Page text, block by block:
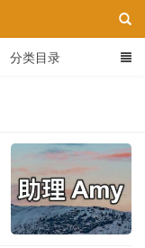
分类目录